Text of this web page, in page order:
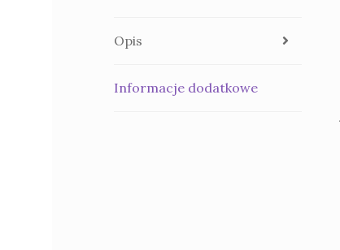
Opis
Informacje dodatkowe